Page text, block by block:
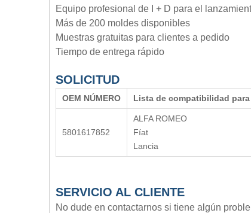
Equipo profesional de I + D para el
Más de 200 moldes disponibles
Muestras gratuitas para clientes a pedido
Tiempo de entrega rápido
SOLICITUD
OEM NÚMERO Lista de compatibilidad
5801617852
ALFA ROMEO
Fíat
Lancia
SERVICIO AL CLIENTE
No dude en contactarnos si tiene algún